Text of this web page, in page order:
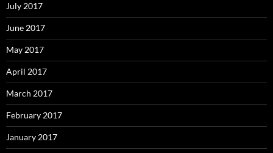
July 2017
June 2017
May 2017
April 2017
March 2017
February 2017
January 2017